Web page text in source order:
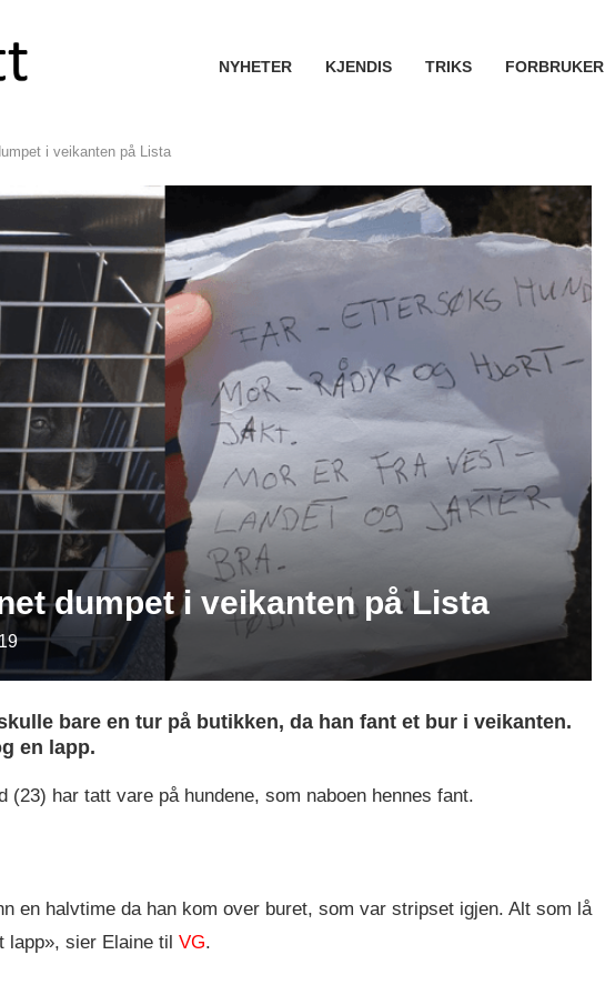
NYHETER KJENDIS TRIKS FORBRUKER
i veikanten på Lista
dumpet i veikanten på Lista
bare en tur på butikken, da han fant et bur i veikanten.
en lapp.
(23) har tatt vare på hundene, som naboen hennes fant.
en halvtime da han kom over buret, som var stripset igjen. Alt som lå
lapp», sier Elaine til VG.